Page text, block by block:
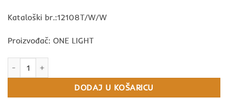
Kataloški br.:12108T/W/W
Proizvođač: ONE LIGHT
DODAJ U KOŠARICU